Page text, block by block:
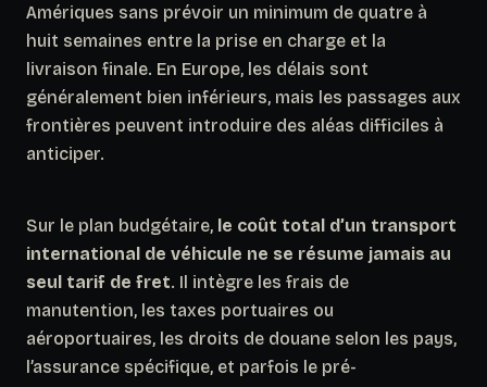
Amériques sans prévoir un minimum de quatre à
huit semaines entre la prise en charge et la
livraison finale. En Europe, les délais sont
généralement bien inférieurs, mais les passages aux
frontières peuvent introduire des aléas difficiles à
anticiper.
Sur le plan budgétaire, le coût total d’un transport
international de véhicule ne se résume jamais au
seul tarif de fret. Il intègre les frais de
manutention, les taxes portuaires ou
aéroportuaires, les droits de douane selon les pays,
l’assurance spécifique, et parfois le pré-